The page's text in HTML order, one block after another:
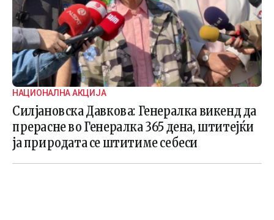
НАЦИОНАЛНА АКЦИЈА
Силјановска Давкова: Генералка викенд да
прерасне во Генералка 365 дена, штитејќи
ја природата се штитиме себеси